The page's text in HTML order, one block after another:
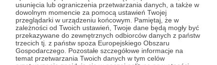
usunięcia lub ograniczenia przetwarzania danych, a także w
dowolnym momencie za pomocą ustawień Twojej
przeglądarki w urządzeniu końcowym. Pamiętaj, że w
zależności od Twoich ustawień, Twoje dane będą mogły być
przekazywane do zewnętrznych odbiorców danych z państw
trzecich tj. z państw spoza Europejskiego Obszaru
Gospodarczego. Pozostałe szczegółowe informacje na
temat przetwarzania Twoich danych w tym celów
dajecie nam swobodę działania i pewność że
robimy naszą robotę dobrze.
Z naszej strony możemy zaoferować patronom
którzy zdecydowali się na tak szczodry gest -
Naszą koszulkę!